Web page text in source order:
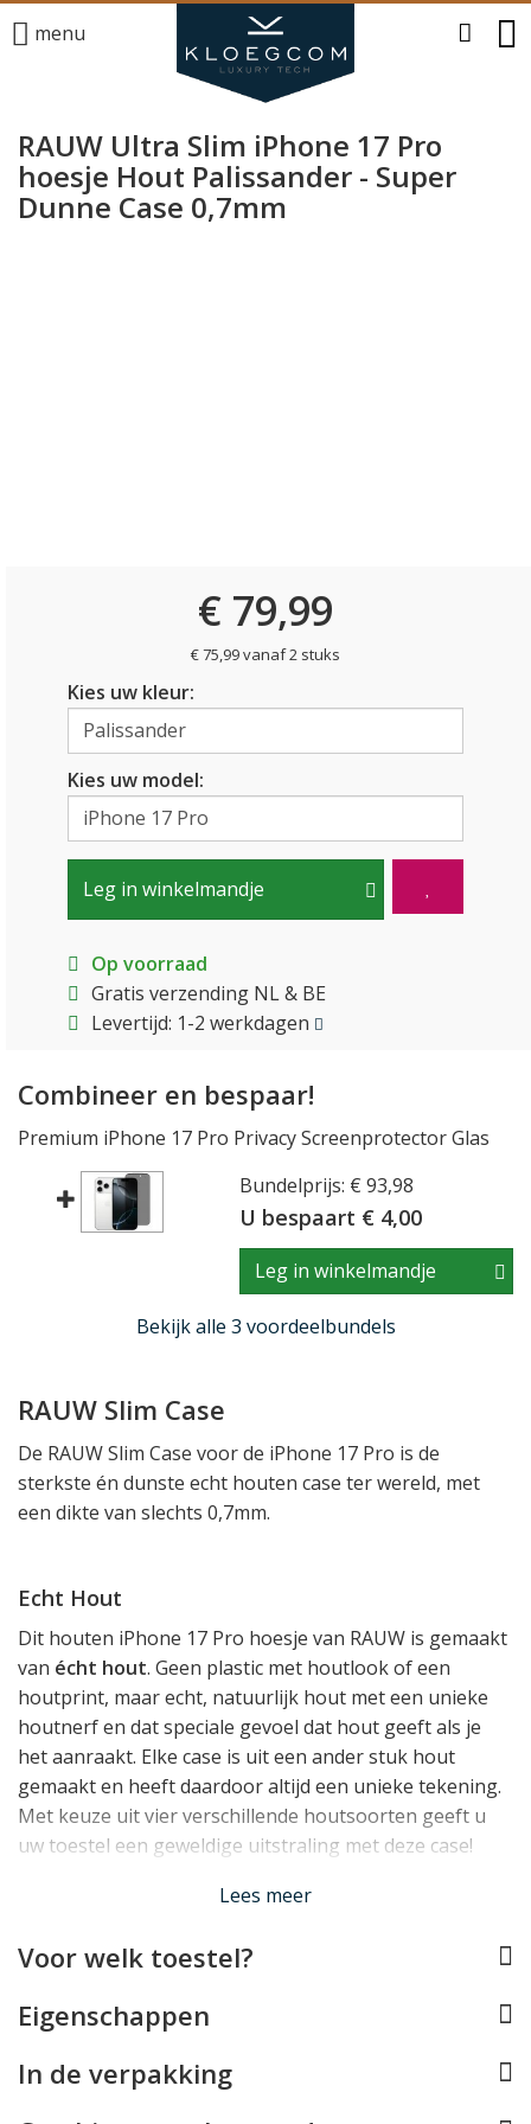
menu
RAUW Ultra Slim iPhone 17 Pro
hoesje Hout Palissander - Super
Dunne Case 0,7mm
€ 79,99
€ 75,99 vanaf 2 stuks
Kies uw kleur:
Kies uw model:
Leg in winkelmandje
Op voorraad
Gratis verzending NL & BE
Levertijd: 1-2 werkdagen
Combineer en bespaar!
Premium iPhone 17 Pro Privacy Screenprotector Glas
Bundelprijs: € 93,98
U bespaart € 4,00
Leg in winkelmandje
Bekijk alle 3 voordeelbundels
RAUW Slim Case
De RAUW Slim Case voor de iPhone 17 Pro is de
sterkste én dunste echt houten case ter wereld, met
een dikte van slechts 0,7mm.
Echt Hout
Dit houten iPhone 17 Pro hoesje van RAUW is gemaakt
van écht hout. Geen plastic met houtlook of een
houtprint, maar echt, natuurlijk hout met een unieke
houtnerf en dat speciale gevoel dat hout geeft als je
het aanraakt. Elke case is uit een ander stuk hout
gemaakt en heeft daardoor altijd een unieke tekening.
Met keuze uit vier verschillende houtsoorten geeft u
uw toestel een geweldige uitstraling met deze case!
Het hoesje is ondanks de ontzettend dunne uitvoering
verrassend sterk, doordat deze een kern heeft van
versterkte aramidevezels. Dit is een materiaal dat
sterker en flexibeler is dan carbon-fiber, en wordt
bijvoorbeeld gebruikt in kogelvrije vesten. Het hoesje is
Lees meer
Voor welk toestel?
Eigenschappen
In de verpakking